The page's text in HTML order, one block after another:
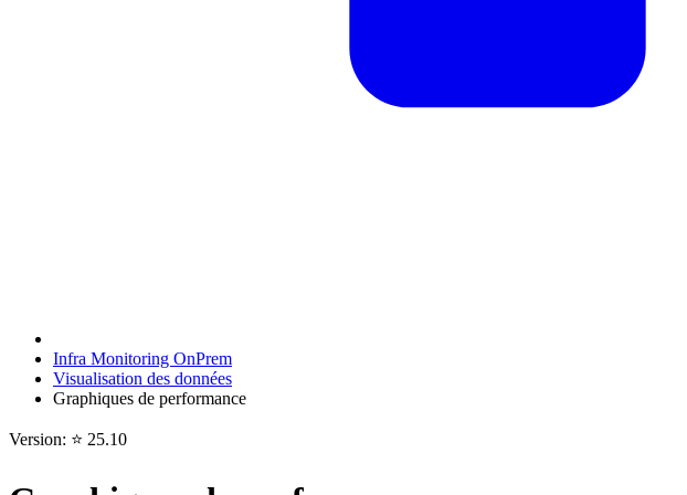
Infra Monitoring OnPrem
Visualisation des données
Graphiques de performance
Version: ⭐ 25.10